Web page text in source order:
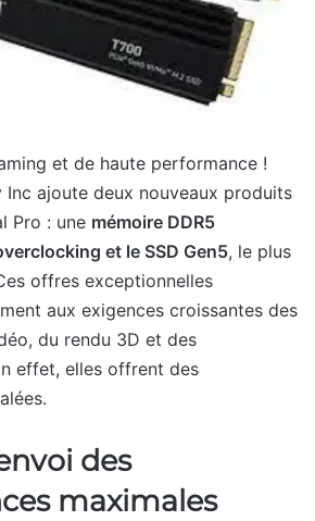
et de haute performance !
Inc ajoute deux nouveaux produits
Pro : une mémoire DDR5
et le SSD Gen5, le plus
offres exceptionnelles
aux exigences croissantes des
du rendu 3D et des
effet, elles offrent des
des
maximales